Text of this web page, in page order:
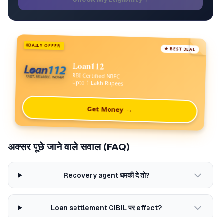
DAILY OFFER
★ BEST DEAL
Loan112
RBI Certified NBFC
Upto 1 Lakh Rupees
Get Money →
अक्सर पूछे जाने वाले सवाल (FAQ)
Recovery agent धमकी दे तो?
Loan settlement CIBIL पर effect?